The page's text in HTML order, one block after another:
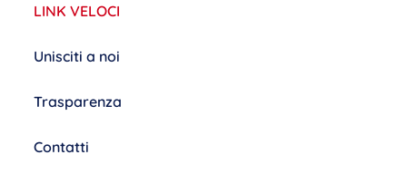
LINK VELOCI
Unisciti a noi
Trasparenza
Contatti